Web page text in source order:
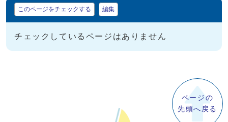
マイページ
このページをチェックする 編集
チェックしているページはありません
ページの
先頭へ戻る